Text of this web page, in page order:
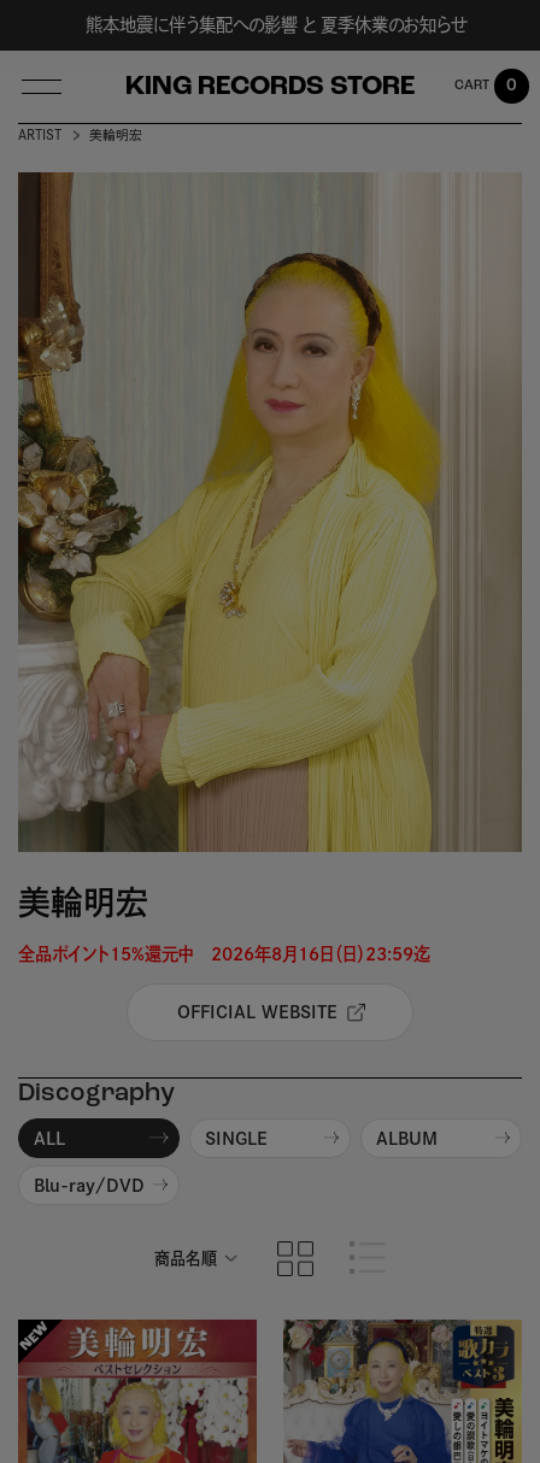
熊本地震に伴う集配への影響 と 夏季休業のお知らせ
KING RECORDS STORE
LOG IN
0
ARTIST 美輪明宏
美輪明宏
全品ポイント15%還元中　2026年8月16日（日）23:59迄
OFFICIAL WEBSITE
Discography
ALL SINGLE ALBUM
Blu-ray/DVD
商品名順